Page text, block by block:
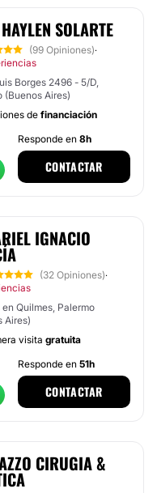
SOLARTE
(99 Opiniones)·
Borges 2496 - 5/D,
(Buenos Aires)
de financiación
Responde en 8h
CONTACTAR
IGNACIO
(32 Opiniones)·
Quilmes, Palermo
Aires)
visita gratuita
Responde en 51h
CONTACTAR
CIRUGIA &